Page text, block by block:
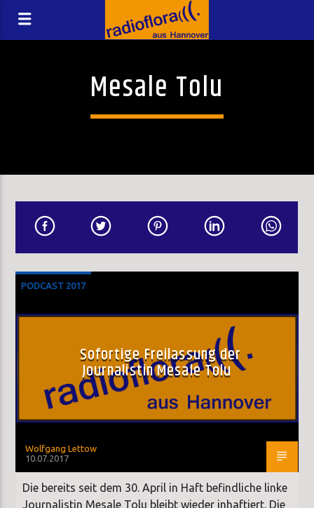
Mesale Tolu
PODCAST 2017
Sofortige Freilassung der
Journalistin Mesale Tolu
Wolfgang Lettow
10.07.2017
Die bereits seit dem 30. April in Haft befindliche linke
Journalistin Mesale Tolu bleibt wieder inhaftiert. Die